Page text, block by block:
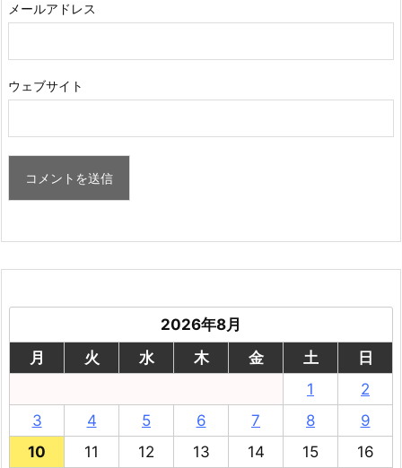
メールアドレス
ウェブサイト
2026年8月
月
火 水 木 金 土
日
1
2
3
4 5 6 7 8
9
10
11 12 13 14 15
16